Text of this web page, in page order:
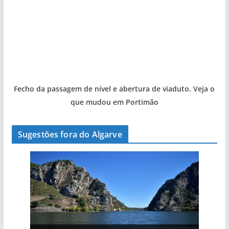
Fecho da passagem de nível e abertura de viaduto. Veja o
que mudou em Portimão
Sugestões fora do Algarve
A aldeia mais portuguesa de Portugal (com